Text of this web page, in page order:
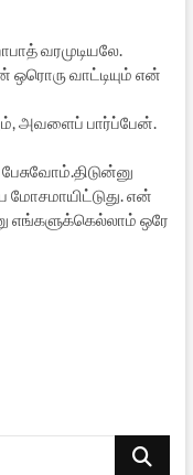
வரமுடியலே.
வாட்டியும் என்
அவளைப் பார்ப்பேன்.
என்
ஒரே
Search